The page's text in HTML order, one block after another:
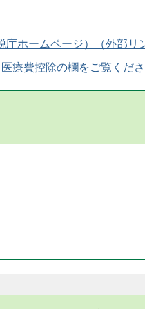
ホームページ）
療費控除の欄をご覧くだ